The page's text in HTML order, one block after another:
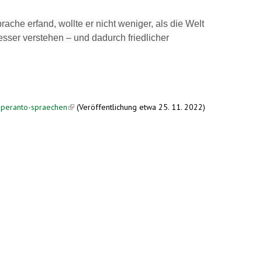
erfand, wollte er nicht weniger, als die Welt
verstehen – und dadurch friedlicher
spraechen(link is external)
(Veröffentlichung etwa 25. 11. 2022)